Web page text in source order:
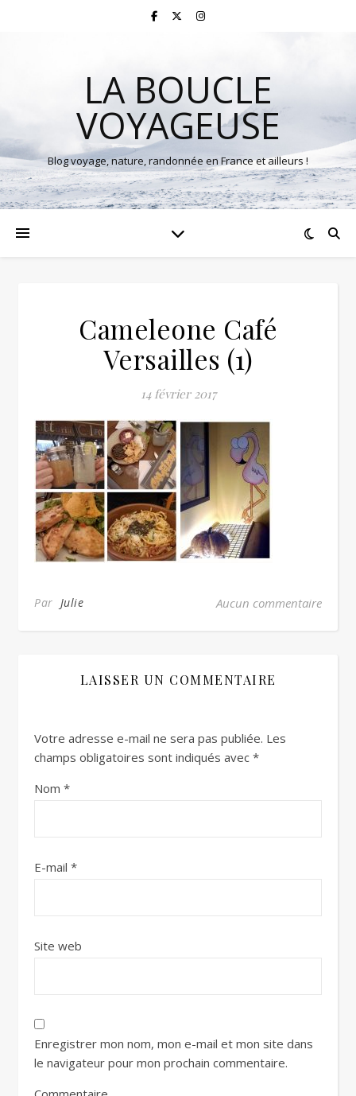
LA BOUCLE
VOYAGEUSE
Blog voyage, nature, randonnée en France et ailleurs !
Cameleone Café
Versailles (1)
14 février 2017
Par Julie Aucun commentaire
LAISSER UN COMMENTAIRE
Votre adresse e-mail ne sera pas publiée. Les
champs obligatoires sont indiqués avec *
Nom *
E-mail *
Site web
Enregistrer mon nom, mon e-mail et mon site dans
le navigateur pour mon prochain commentaire.